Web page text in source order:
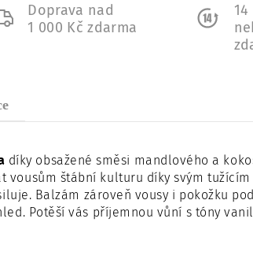
Doprava nad
1 000 Kč zdarma
díky obsažené směsi mandlového a
vousům štábní kulturu díky svým
Balzám zároveň vousy i pokožku
Potěší vás příjemnou vůní s tóny